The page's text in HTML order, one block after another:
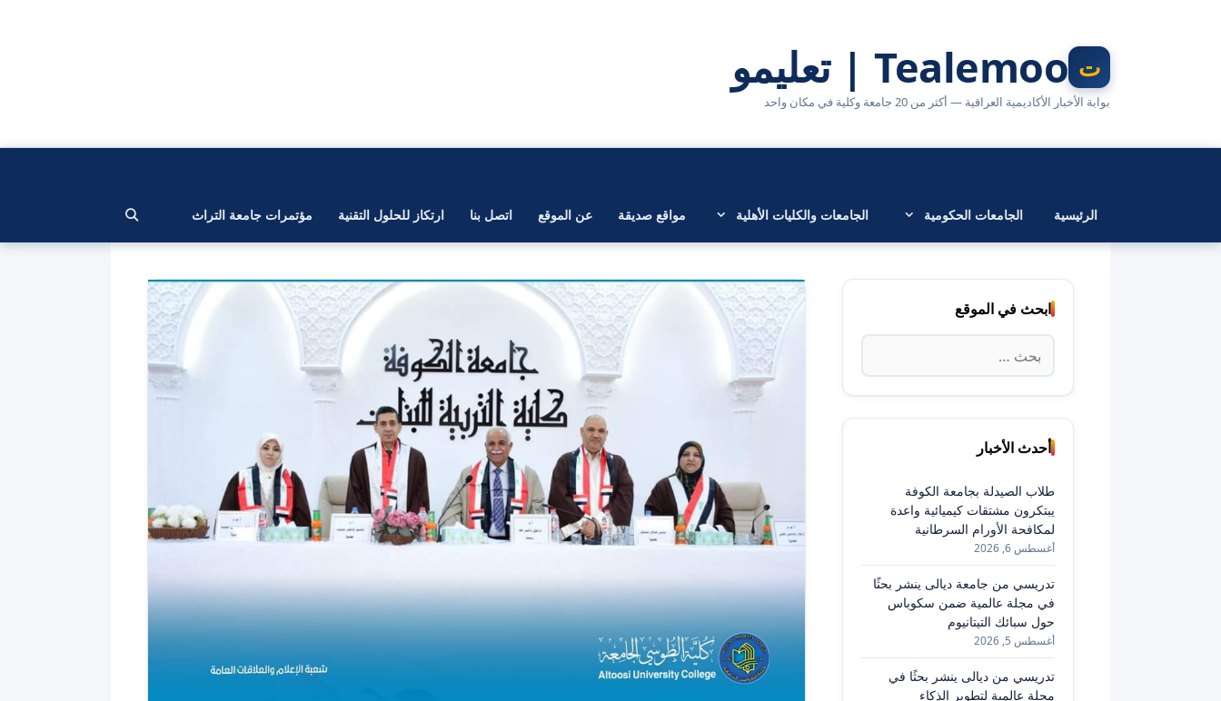
Tealemoo | تعليمو
بوابة الأخبار الأكاديمية العراقية — أكثر من 20 جامعة وكلية في مكان واحد
الرئيسية الجامعات الحكومية الجامعات والكليات الأهلية مواقع صديقة عن الموقع اتصل بنا ارتكاز للحلول التقنية مؤتمرات جامعة التراث
ابحث في الموقع
البحث
عن:
أحدث الأخبار
طلاب الصيدلة بجامعة الكوفة
يبتكرون مشتقات كيميائية واعدة
لمكافحة الأورام السرطانية
أغسطس 6, 2026
تدريسي من جامعة ديالى ينشر بحثًا
في مجلة عالمية ضمن سكوباس
حول سبائك التيتانيوم
أغسطس 5, 2026
تدريسي من ديالى ينشر بحثًا في
مجلة عالمية لتطوير الذكاء